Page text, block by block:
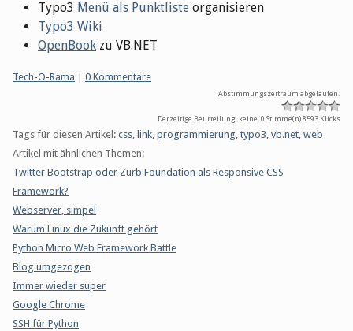
Typo3 Menü als Punktliste organisieren
Typo3 Wiki
OpenBook zu VB.NET
Kategorien:
Tech-O-Rama 0 Kommentare
Abstimmungszeitraum abgelaufen.
Derzeitige Beurteilung: keine, 0 Stimme(n)8593 Klicks
Tags für diesen Artikel: css, link, programmierung, typo3, vb.net, web
Artikel mit ähnlichen Themen:
Twitter Bootstrap oder Zurb Foundation als Responsive CSS
Framework?
Webserver, simpel
Warum Linux die Zukunft gehört
Python Micro Web Framework Battle
Blog umgezogen
Immer wieder super
Google Chrome
SSH für Python